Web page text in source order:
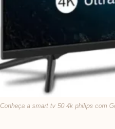
Conheça a smart tv 50 4k philips com